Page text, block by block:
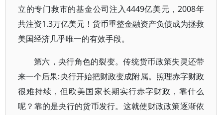
立的专门救市的基金公司注入4449亿美元，2008年
共注资1.3万亿美元！货币重整金融资产负债成为拯救
美国经济几乎唯一的有效手段。
第六，央行角色的裂变。传统货币政策失灵还带
来一个后果:央行开始把财政变成附属。照理赤字财政
很难持续，但欧美国家长期实行赤字财政，靠什么
呢？靠的是央行的货币发行。这就使财政政策逐渐依